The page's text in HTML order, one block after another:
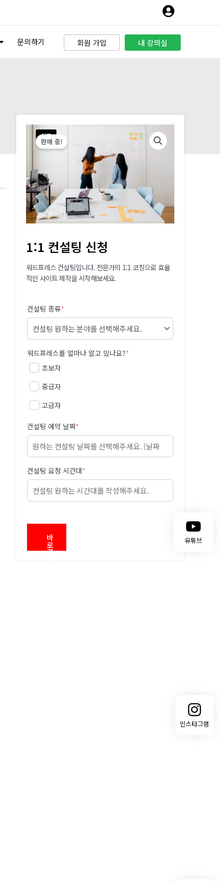
문의하기 회원 가입 내 강의실
판매 중!
신규
1:1 컨설팅 신청
워드프레스 컨설팅입니다. 전문가의 1:1 코칭으로 효율
적인 사이트 제작을 시작해보세요.
컨설팅 종류*
워드프레스를 얼마나 알고 있나요?*
초보자
중급자
고급자
컨설팅 예약 날짜*
컨설팅 요청 시간대*
바
로
결
유튜브
인스타그램